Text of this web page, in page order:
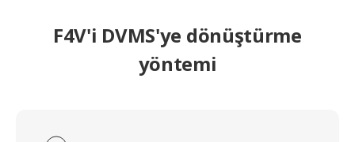
F4V'i DVMS'ye dönüştürme
yöntemi